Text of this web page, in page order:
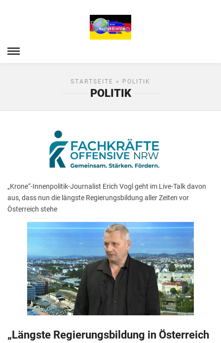
STARTSEITE » POLITIK
POLITIK
„Krone“-Innenpolitik-Journalist Erich Vogl geht im Live-Talk davon
aus, dass nun die längste Regierungsbildung aller Zeiten vor
Österreich stehe
„Längste Regierungsbildung in Österreich